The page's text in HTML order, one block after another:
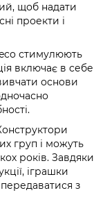
щоб надати
проекти і
стимулюють
включає в себе
основи
груп і можуть
років. Завдяки
іграшки
з